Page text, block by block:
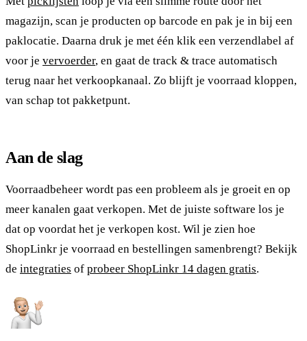
magazijn, scan je producten op barcode en pak je in bij een
paklocatie. Daarna druk je met één klik een verzendlabel af
voor je vervoerder, en gaat de track & trace automatisch
terug naar het verkoopkanaal. Zo blijft je voorraad kloppen,
van schap tot pakketpunt.
Aan de slag
Voorraadbeheer wordt pas een probleem als je groeit en op
meer kanalen gaat verkopen. Met de juiste software los je
dat op voordat het je verkopen kost. Wil je zien hoe
ShopLinkr je voorraad en bestellingen samenbrengt? Bekijk
de integraties of probeer ShopLinkr 14 dagen gratis.